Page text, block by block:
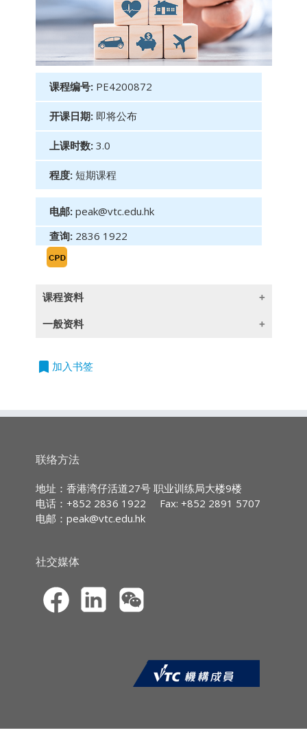
课程编号: PE4200872
开课日期: 即将公布
上课时数: 3.0
程度: 短期课程
电邮: peak@vtc.edu.hk
查询: 2836 1922
课程资料
1. 粤港澳大湾区发展规划及战略背景
4. 广州『南沙方案』的重点及机遇
7. 藉港深融合再上新阶
课程报名
训练局持续专业进修网站
以信用卡（VISA／万事达）于网上缴付学
费。本院只处理填写完整报名资料及已缴
身份证 / 护照 / 旅行证件、或有效的来港
就读之签证 / 进入许可的副本作身份核对
之用。上载的副本只须显示你的中英文全
*上载限制︰档案大小须少于4MB，格式必
一般资料
授课语言
持续专业进修
IA CPD Hours:
3
MPFA Non-core CPD Hours:
3
HKMA ECF CPD Hours 3
bookmark 加入书签
联络方法
地址：香港湾仔活道27号 职业训练局大楼9楼
电话：+852 2836 1922
Fax: +852 2891 5707
电邮： peak@vtc.edu.hk
社交媒体